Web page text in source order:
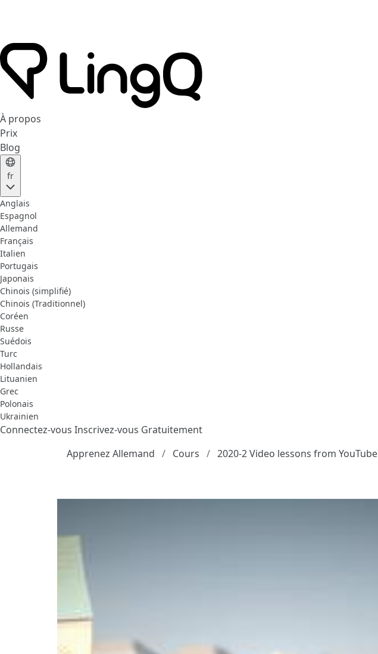
À propos
Prix
Blog
fr
Anglais
Espagnol
Allemand
Français
Italien
Portugais
Japonais
Chinois (simplifié)
Chinois (Traditionnel)
Coréen
Russe
Suédois
Turc
Hollandais
Lituanien
Grec
Polonais
Ukrainien
Connectez-vous Inscrivez-vous Gratuitement
Apprenez Allemand
Cours 2020-2 Video lessons from YouTube